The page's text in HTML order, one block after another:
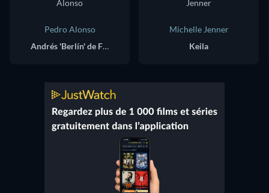
Pedro Alonso
Andrés 'Berlín' de Fonollosa
Michelle Jenner
Keila